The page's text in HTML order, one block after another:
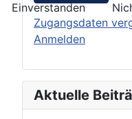
Zugangsdaten
Anmelden
Aktuelle
Einverstanden